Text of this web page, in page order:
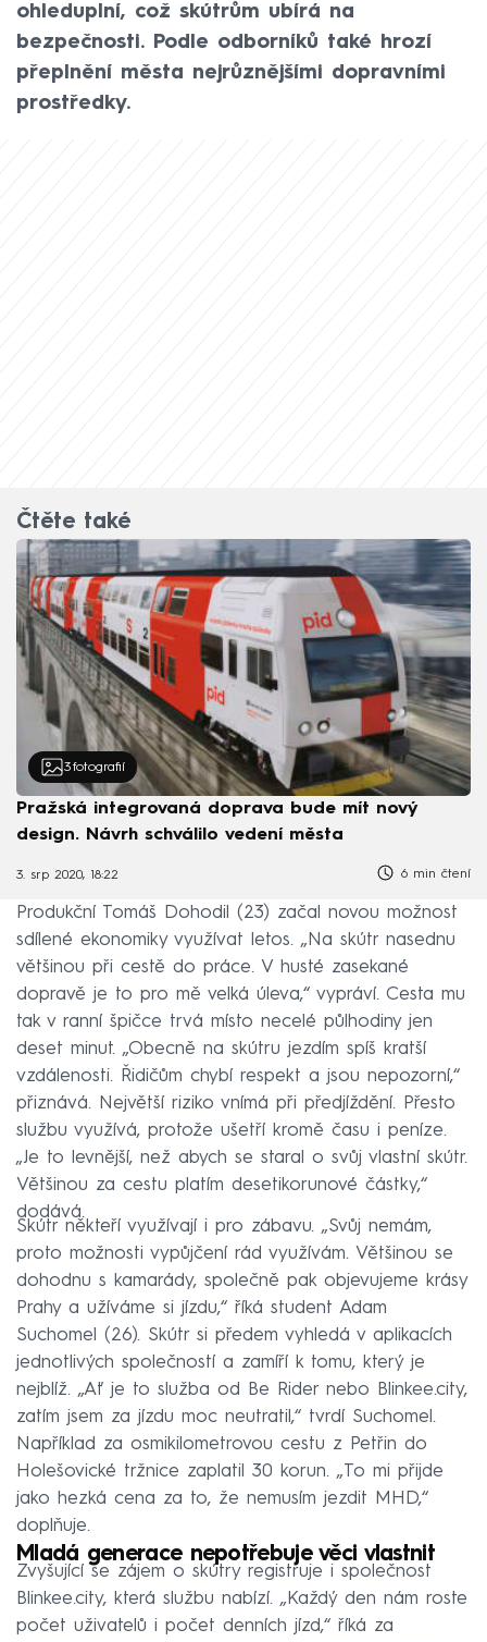
ohleduplní, což skútrům ubírá na
bezpečnosti. Podle odborníků také hrozí
přeplnění města nejrůznějšími dopravními
prostředky.
Čtěte také
3 fotografií
Pražská integrovaná doprava bude mít nový
design. Návrh schválilo vedení města
3. srp 2020, 18:22 6 min čtení
Produkční Tomáš Dohodil (23) začal novou možnost
sdílené ekonomiky využívat letos. „Na skútr nasednu
většinou při cestě do práce. V husté zasekané
dopravě je to pro mě velká úleva,“ vypráví. Cesta mu
tak v ranní špičce trvá místo necelé půlhodiny jen
deset minut. „Obecně na skútru jezdím spíš kratší
vzdálenosti. Řidičům chybí respekt a jsou nepozorní,“
přiznává. Největší riziko vnímá při předjíždění. Přesto
službu využívá, protože ušetří kromě času i peníze.
„Je to levnější, než abych se staral o svůj vlastní skútr.
Většinou za cestu platím desetikorunové částky,“
dodává.
Skútr někteří využívají i pro zábavu. „Svůj nemám,
proto možnosti vypůjčení rád využívám. Většinou se
dohodnu s kamarády, společně pak objevujeme krásy
Prahy a užíváme si jízdu,“ říká student Adam
Suchomel (26). Skútr si předem vyhledá v aplikacích
jednotlivých společností a zamíří k tomu, který je
nejblíž. „Ať je to služba od Be Rider nebo Blinkee.city,
zatím jsem za jízdu moc neutratil,“ tvrdí Suchomel.
Například za osmikilometrovou cestu z Petřin do
Holešovické tržnice zaplatil 30 korun. „To mi přijde
jako hezká cena za to, že nemusím jezdit MHD,“
doplňuje.
Mladá generace nepotřebuje věci vlastnit
Zvyšující se zájem o skútry registruje i společnost
Blinkee.city, která službu nabízí. „Každý den nám roste
počet uživatelů i počet denních jízd,“ říká za